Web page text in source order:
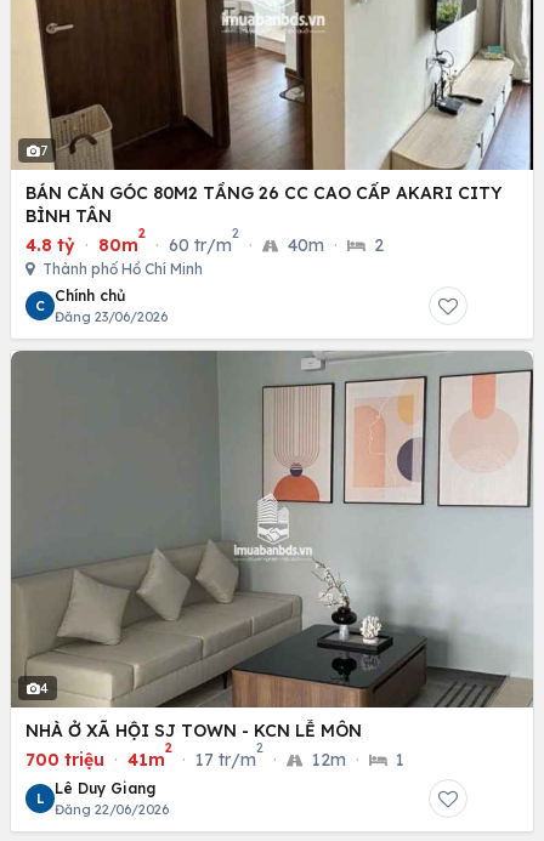
7
BÁN CĂN GÓC 80M2 TẦNG 26 CC CAO CẤP AKARI CITY
BÌNH TÂN
4.8 tỷ · 80m
2
· 60 tr/m
2
· 40m · 2
Thành phố Hồ Chí Minh
C
Chính chủ
Đăng 23/06/2026
4
NHÀ Ở XÃ HỘI SJ TOWN - KCN LỄ MÔN
700 triệu · 41m
2
· 17 tr/m
2
· 12m · 1
L
Lê Duy Giang
Đăng 22/06/2026